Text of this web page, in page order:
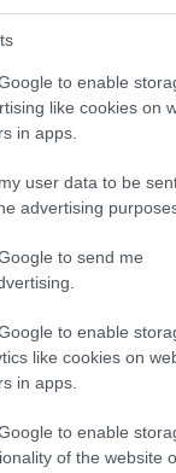
to enable
like cookies on
in apps.
user data to be
advertising
to send me
to enable
like cookies on
in apps.
to enable
of the website
Ενιαίου
και
ένα
ένα
και ένα
στο
ότι το να είσαι